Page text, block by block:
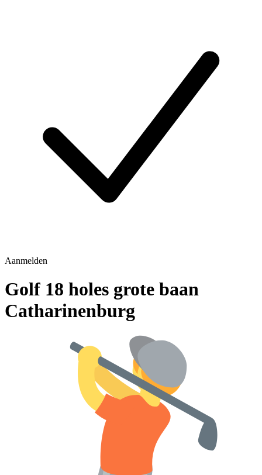
Aanmelden
Golf 18 holes grote baan
Catharinenburg